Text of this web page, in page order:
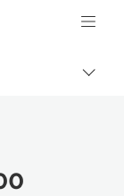
Logo, back